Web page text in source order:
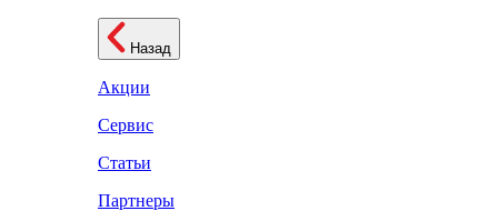
Назад
Акции
Сервис
Статьи
Партнеры